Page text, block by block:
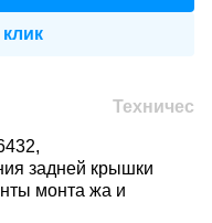
задней крышки
монта жа и